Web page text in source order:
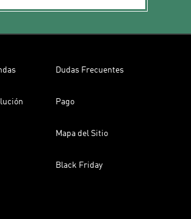
Dudas Frecuentes
Pago
Mapa del Sitio
Black Friday